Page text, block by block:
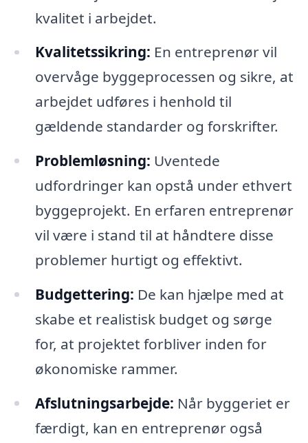
kvalitet i arbejdet.
Kvalitetssikring: En entreprenør vil
overvåge byggeprocessen og sikre, at
arbejdet udføres i henhold til
gældende standarder og forskrifter.
Problemløsning: Uventede
udfordringer kan opstå under ethvert
byggeprojekt. En erfaren entreprenør
vil være i stand til at håndtere disse
problemer hurtigt og effektivt.
Budgettering: De kan hjælpe med at
skabe et realistisk budget og sørge
for, at projektet forbliver inden for
økonomiske rammer.
Afslutningsarbejde: Når byggeriet er
færdigt, kan en entreprenør også